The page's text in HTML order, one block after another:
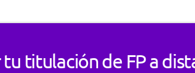
titulación de FP a